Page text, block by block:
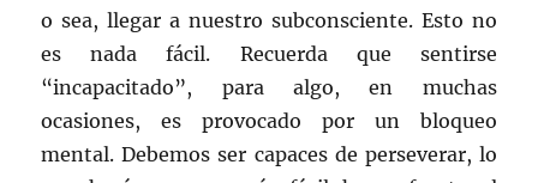
o sea, llegar a nuestro subconsciente. Esto no
es nada fácil. Recuerda que sentirse
“incapacitado”, para algo, en muchas
ocasiones, es provocado por un bloqueo
mental. Debemos ser capaces de perseverar, lo